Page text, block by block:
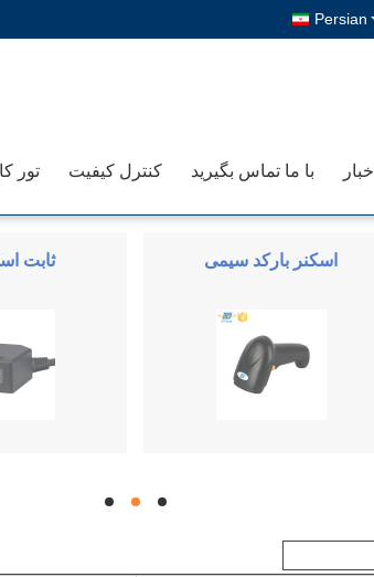
Persian
تور کنترل کیفیت با ما تماس بگیرید اخبار
اسکنر بارکد سیمی ثابت
hd
hd
hd